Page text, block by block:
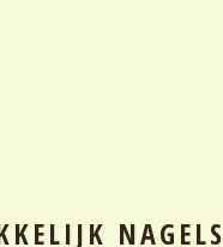
NAGELS